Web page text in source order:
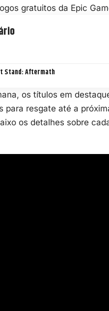
gratuitos da Epic
Stand: Aftermath
os títulos em
para resgate até a
os detalhes sobre